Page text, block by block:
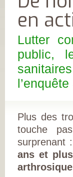
en
Lutter
public,
Plus des
touche
surprenant :
ans et